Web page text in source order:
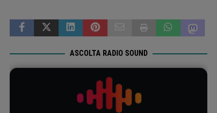
ASCOLTA RADIO SOUND